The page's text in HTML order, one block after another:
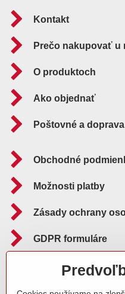
Kontakt
Prečo nakupovať u
O produktoch
Ako objednať
Poštovné a doprava
Obchodné
Možnosti platby
Zásady ochrany
GDPR formuláre
Reklamačný